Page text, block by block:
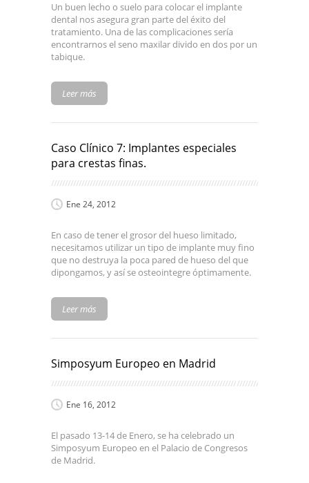
Un buen lecho o suelo para colocar el implante
dental nos asegura gran parte del éxito del
tratamiento. Una de las complicaciones sería
encontrarnos el seno maxilar divido en dos por un
tabique.
Leer más
Caso Clínico 7: Implantes especiales
para crestas finas.
Ene 24, 2012
En caso de tener el grosor del hueso limitado,
necesitamos utilizar un tipo de implante muy fino
que no destruya la poca pared de hueso del que
dipongamos, y así se osteointegre óptimamente.
Leer más
Simposyum Europeo en Madrid
Ene 16, 2012
El pasado 13-14 de Enero, se ha celebrado un
Simposyum Europeo en el Palacio de Congresos
de Madrid.